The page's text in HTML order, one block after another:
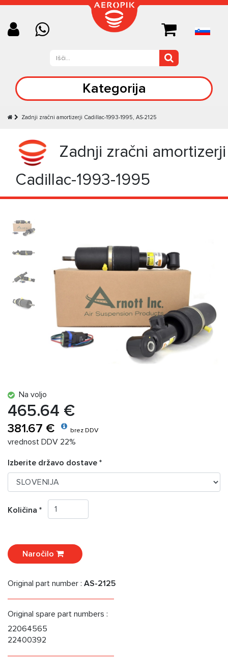
Kategorija
Zadnji zračni amortizerji Cadillac-1993-1995, AS-2125
Zadnji zračni amortizerji
Cadillac-1993-1995
Na voljo
465.64 €
381.67 € brez DDV
vrednost DDV 22%
Izberite državo dostave *
Količina *
Naročilo
Original part number : AS-2125
Original spare part numbers :
22064565
22400392